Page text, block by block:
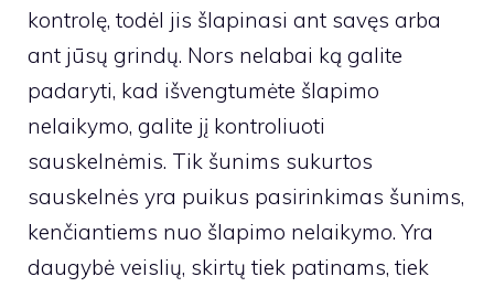
kontrolę, todėl jis šlapinasi ant savęs arba
ant jūsų grindų. Nors nelabai ką galite
padaryti, kad išvengtumėte šlapimo
nelaikymo, galite jį kontroliuoti
sauskelnėmis. Tik šunims sukurtos
sauskelnės yra puikus pasirinkimas šunims,
kenčiantiems nuo šlapimo nelaikymo. Yra
daugybė veislių, skirtų tiek patinams, tiek